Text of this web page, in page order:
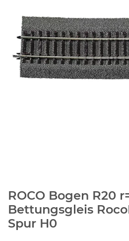
ROCO Bogen R20
Bettungsgleis
Spur H0